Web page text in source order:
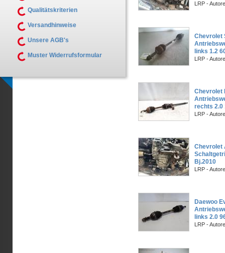
LRP -
Chevrolet
links 1.2
LRP -
Chevrolet
rechts 2.0
LRP -
Chevrolet
Bj.2010
LRP -
Daewoo
links 2.0
LRP -
Qualitätskriterien
Versandhinweise
Unsere AGB's
Muster Widerrufsformular